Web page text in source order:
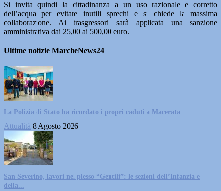
Si invita quindi la cittadinanza a un uso razionale e corretto
dell’acqua per evitare inutili sprechi e si chiede la massima
collaborazione. Ai trasgressori sarà applicata una sanzione
amministrativa dai 25,00 ai 500,00 euro.
Ultime notizie MarcheNews24
La Polizia di Stato ha ricordato i propri caduti a Macerata
Attualità 8 Agosto 2026
San Severino, lavori nel plesso “Gentili”: le sezioni dell’Infanzia e
della...